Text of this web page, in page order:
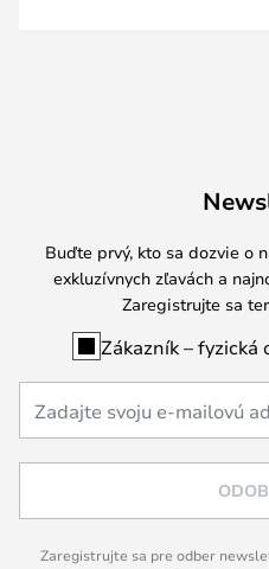
Buďte prvý, kto sa dozvie o
exkluzívnych zľavách a
Zaregistrujte sa
Zákazník – fyzická
Zaregistrujte sa pre odber